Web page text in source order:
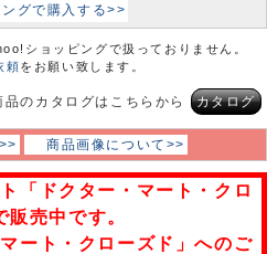
グで購入する>>
ショッピングで扱っておりません。
頼をお願い致します。
品のカタログはこちらから カタログ
商品画像について>>
「ドクター・マート・クロ
販売中です。
ート・クローズド」へのご